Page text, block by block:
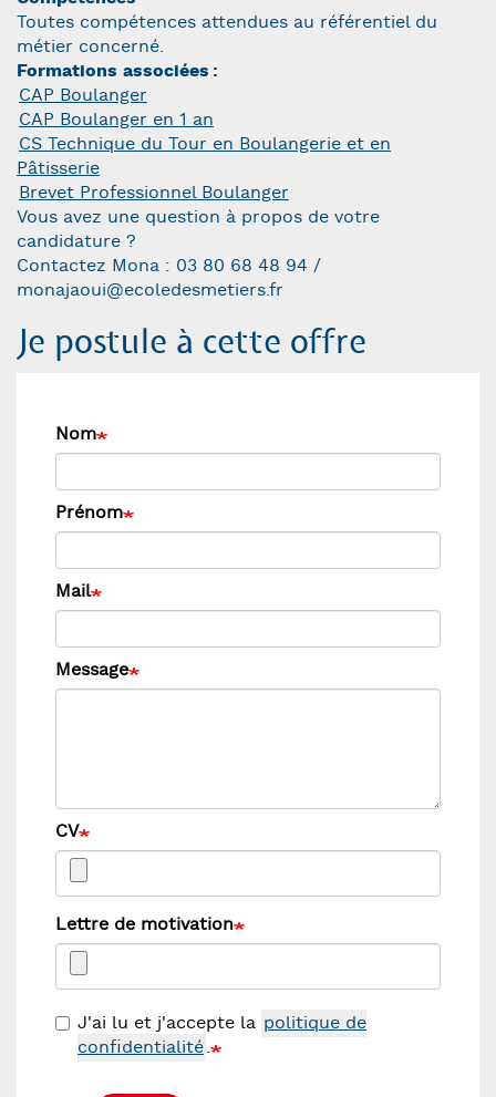
Toutes compétences attendues au référentiel du
métier concerné.
Formations associées
CAP Boulanger
CAP Boulanger en 1 an
CS Technique du Tour en Boulangerie et en
Pâtisserie
Brevet Professionnel Boulanger
Vous avez une question à propos de votre
candidature ?
Contactez Mona : 03 80 68 48 94 /
monajaoui@ecoledesmetiers.fr
Je postule à cette offre
Nom
Prénom
Mail
Message
CV
Lettre de motivation
J'ai lu et j'accepte la politique de
confidentialité.